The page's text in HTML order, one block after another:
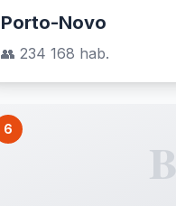
Porto-Novo
👥 234 168 hab.
6
B